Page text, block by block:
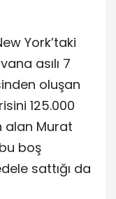
York’taki
asılı 7
oluşan
125.000
alan Murat
boş
sattığı da